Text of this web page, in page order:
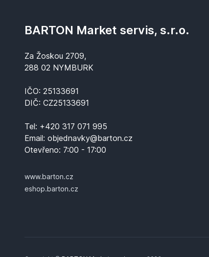
BARTON Market servis, s.r.o.
Za Žoskou 2709,
288 02 NYMBURK
IČO: 25133691
DIČ: CZ25133691
Tel: +420 317 071 995
Email: objednavky@barton.cz
Otevřeno: 7:00 - 17:00
www.barton.cz
eshop.barton.cz